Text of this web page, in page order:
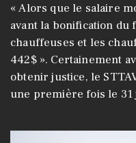
« Alors que le salaire
avant la bonification du
chauffeuses et les
442$ ». Certainement
obtenir justice, le
une première fois le 31